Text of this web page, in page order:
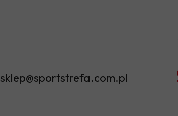
sklep@sportstrefa.com.pl